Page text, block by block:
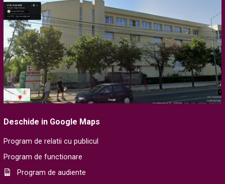
Deschide in Google Maps
Program de relatii cu publicul
Program de functionare
Program de audiente